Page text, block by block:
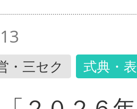
・三セク 式典・